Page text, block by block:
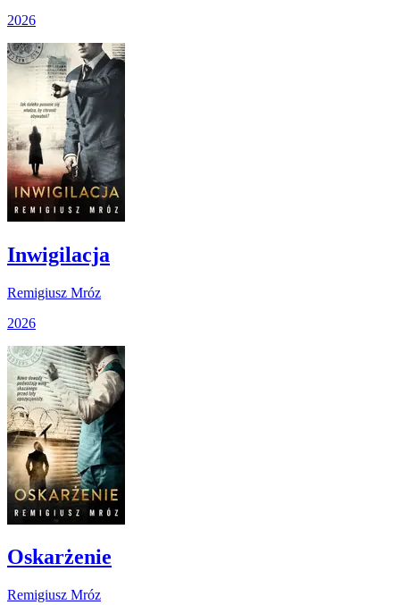
2026
Inwigilacja
Remigiusz Mróz
2026
Oskarżenie
Remigiusz Mróz